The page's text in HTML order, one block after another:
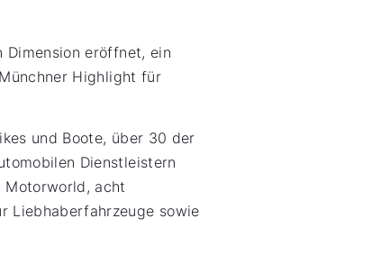
eröffnet, ein
Highlight für
und Boote, über 30 der
Dienstleistern
Motorworld, acht
Liebhaberfahrzeuge sowie